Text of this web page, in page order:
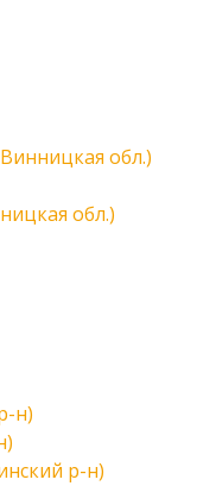
обл.)
обл.)
н)
р-н)